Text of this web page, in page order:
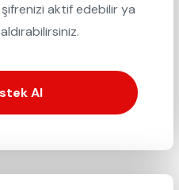
aktif edebilir ya
Al